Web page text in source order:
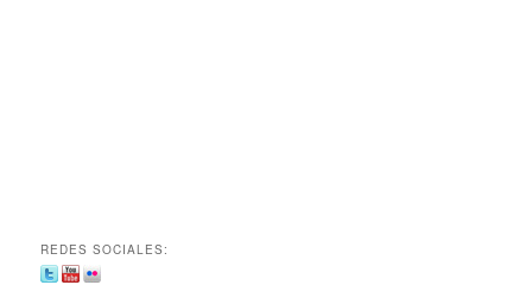
REDES SOCIALES: